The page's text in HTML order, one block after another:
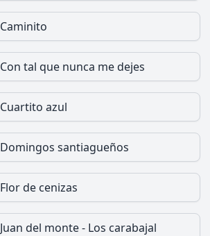
Caminito
Con tal que nunca me dejes
Cuartito azul
Domingos santiagueños
Flor de cenizas
Juan del monte - Los carabajal